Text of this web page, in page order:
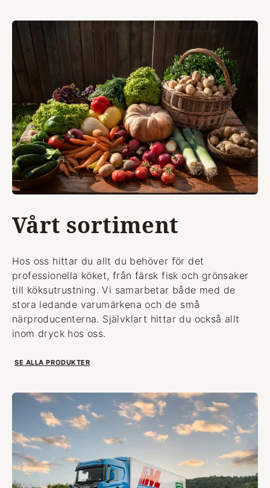
Vårt sortiment
Hos oss hittar du allt du behöver för det
professionella köket, från färsk fisk och grönsaker
till köksutrustning. Vi samarbetar både med de
stora ledande varumärkena och de små
närproducenterna. Självklart hittar du också allt
inom dryck hos oss.
SE ALLA PRODUKTER